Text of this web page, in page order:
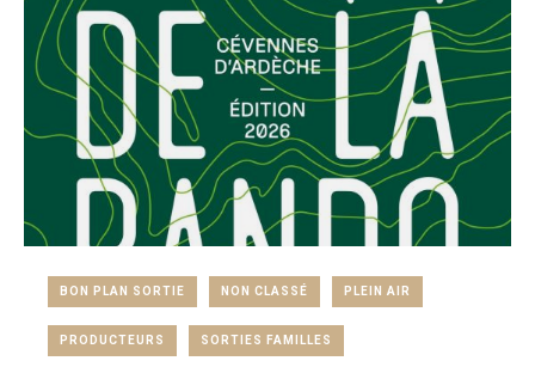
BON PLAN SORTIE NON CLASSÉ PLEIN AIR
PRODUCTEURS SORTIES FAMILLES